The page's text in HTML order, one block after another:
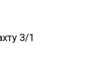
3/1